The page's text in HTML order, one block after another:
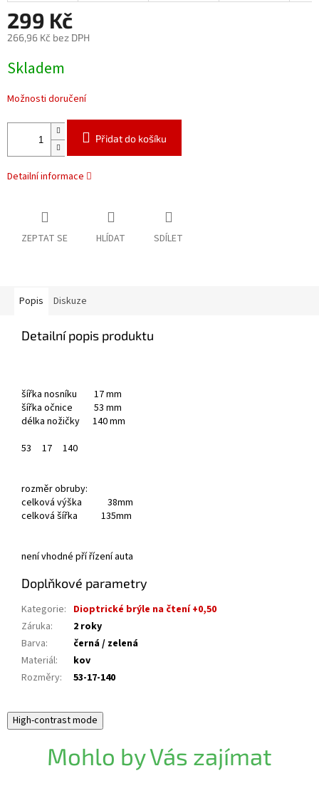
299 Kč
266,96 Kč bez DPH
cena:
Skladem
Možnosti doručení
Přidat do košíku
Detailní informace
ZEPTAT SE HLÍDAT SDÍLET
Popis Diskuze
Detailní popis produktu
šířka nosníku 17 mm
šířka očnice 53 mm
délka nožičky 140 mm
53
17 140
rozměr obruby:
celková výška 38mm
celková šířka 135mm
není vhodné pří řízení auta
Doplňkové parametry
Kategorie: Dioptrické brýle na čtení +0,50
Záruka:
2 roky
Barva:
černá / zelená
Materiál:
kov
Rozměry: 53-17-140
High-contrast mode
Mohlo by Vás zajímat